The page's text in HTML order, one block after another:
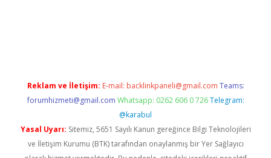
Reklam ve İletişim: E-mail: backlinkpaneli@gmail.com Teams:
forumhizmeti@gmail.com Whatsapp: 0262 606 0 726 Telegram:
@karabul
Yasal Uyarı: Sitemiz, 5651 Sayılı Kanun gereğince Bilgi Teknolojileri
ve İletişim Kurumu (BTK) tarafından onaylanmış bir Yer Sağlayıcı